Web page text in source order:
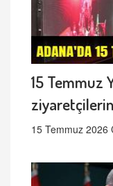
15 Temmuz
15 Temmuz 2026